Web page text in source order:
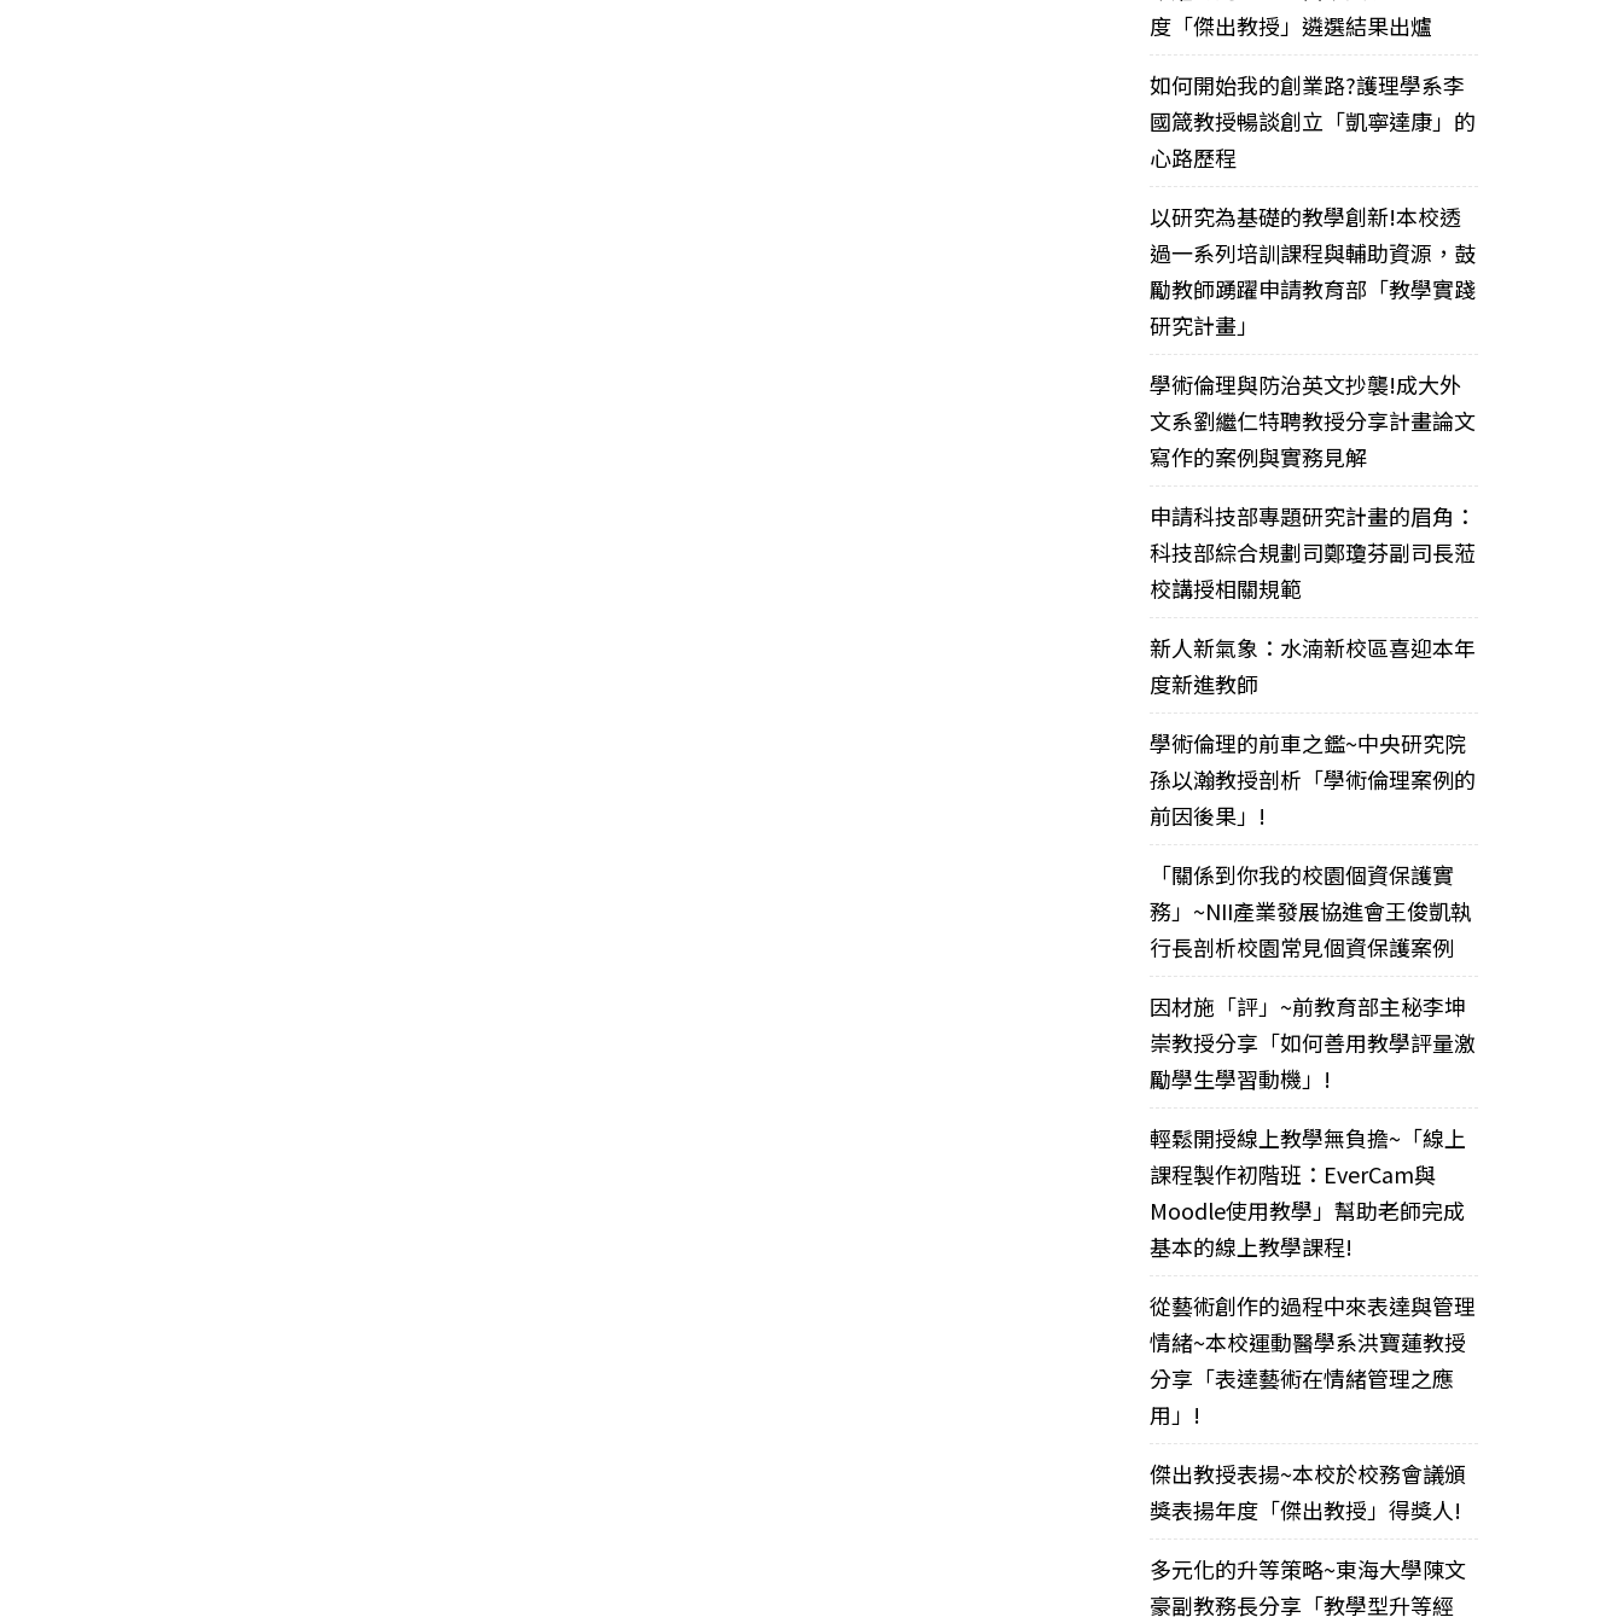
度「傑出教授」遴選結果出爐
如何開始我的創業路?護理學系李
國箴教授暢談創立「凱寧達康」的
心路歷程
以研究為基礎的教學創新!本校透
過一系列培訓課程與輔助資源，鼓
勵教師踴躍申請教育部「教學實踐
研究計畫」
學術倫理與防治英文抄襲!成大外
文系劉繼仁特聘教授分享計畫論文
寫作的案例與實務見解
申請科技部專題研究計畫的眉角：
科技部綜合規劃司鄭瓊芬副司長蒞
校講授相關規範
新人新氣象：水湳新校區喜迎本年
度新進教師
學術倫理的前車之鑑~中央研究院
孫以瀚教授剖析「學術倫理案例的
前因後果」!
「關係到你我的校園個資保護實
務」~NII產業發展協進會王俊凱執
行長剖析校園常見個資保護案例
因材施「評」~前教育部主秘李坤
崇教授分享「如何善用教學評量激
勵學生學習動機」!
輕鬆開授線上教學無負擔~「線上
課程製作初階班：EverCam與
Moodle使用教學」幫助老師完成
基本的線上教學課程!
從藝術創作的過程中來表達與管理
情緒~本校運動醫學系洪寶蓮教授
分享「表達藝術在情緒管理之應
用」!
傑出教授表揚~本校於校務會議頒
獎表揚年度「傑出教授」得獎人!
多元化的升等策略~東海大學陳文
豪副教務長分享「教學型升等經